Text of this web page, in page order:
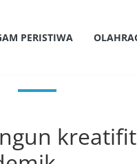
Jawa Timur
Juara I
2026 Gresik
PERISTIWA